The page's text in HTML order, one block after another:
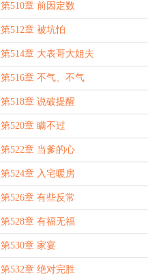
第510章 前因定数
第512章 被坑怕
第514章 大表哥大姐夫
第516章 不气、不气
第518章 说破提醒
第520章 瞒不过
第522章 当爹的心
第524章 入宅暖房
第526章 有些反常
第528章 有福无福
第530章 家宴
第532章 绝对完胜